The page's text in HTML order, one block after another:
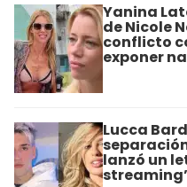
Yanina
de Nicole
conflicto
exponer
Lucca
lanzó un